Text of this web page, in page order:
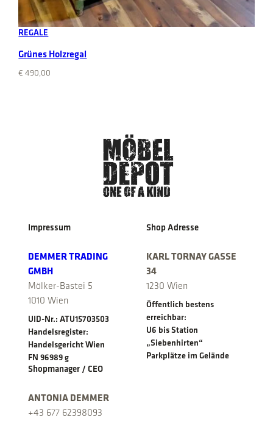
Add to cart
REGALE
Grünes Holzregal
€ 490,00
Impressum
DEMMER TRADING
GMBH
Mölker-Bastei 5
1010 Wien
UID-Nr.: ATU15703503
Handelsregister:
Handelsgericht Wien
FN 96989 g
Shop Adresse
KARL TORNAY GASSE
34
1230 Wien
Öffentlich bestens
erreichbar:
U6 bis Station
„Siebenhirten“
Parkplätze im Gelände
Shopmanager / CEO
ANTONIA DEMMER
+43 677 62398093